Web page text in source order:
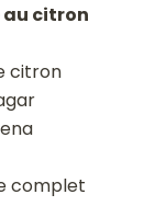
au citron
citron
complet